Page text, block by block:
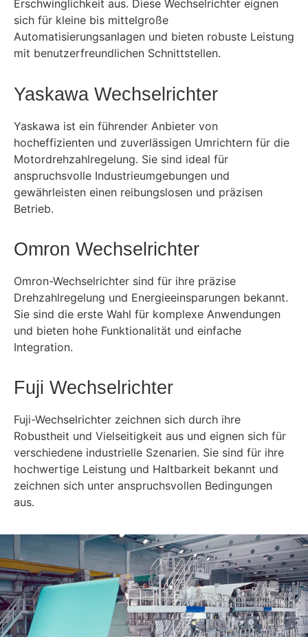
Erschwinglichkeit aus. Diese Wechselrichter eignen
sich für kleine bis mittelgroße
Automatisierungsanlagen und bieten robuste Leistung
mit benutzerfreundlichen Schnittstellen.
Yaskawa Wechselrichter
Yaskawa ist ein führender Anbieter von
hocheffizienten und zuverlässigen Umrichtern für die
Motordrehzahlregelung. Sie sind ideal für
anspruchsvolle Industrieumgebungen und
gewährleisten einen reibungslosen und präzisen
Betrieb.
Omron Wechselrichter
Omron-Wechselrichter sind für ihre präzise
Drehzahlregelung und Energieeinsparungen bekannt.
Sie sind die erste Wahl für komplexe Anwendungen
und bieten hohe Funktionalität und einfache
Integration.
Fuji Wechselrichter
Fuji-Wechselrichter zeichnen sich durch ihre
Robustheit und Vielseitigkeit aus und eignen sich für
verschiedene industrielle Szenarien. Sie sind für ihre
hochwertige Leistung und Haltbarkeit bekannt und
zeichnen sich unter anspruchsvollen Bedingungen
aus.